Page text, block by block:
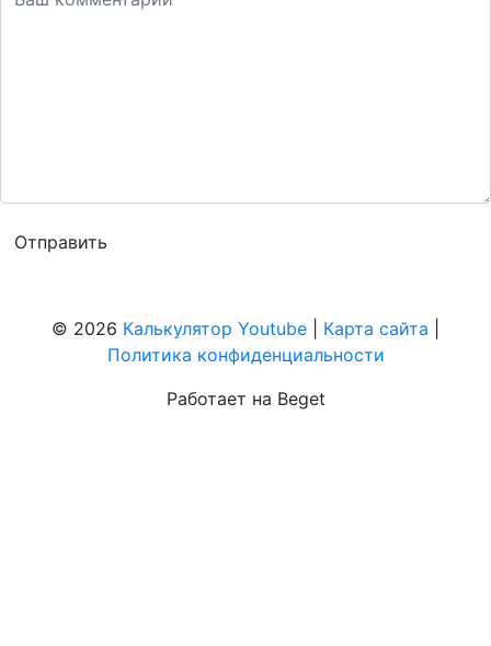
© 2026 Калькулятор Youtube Карта сайта
Политика конфиденциальности
Работает на Beget